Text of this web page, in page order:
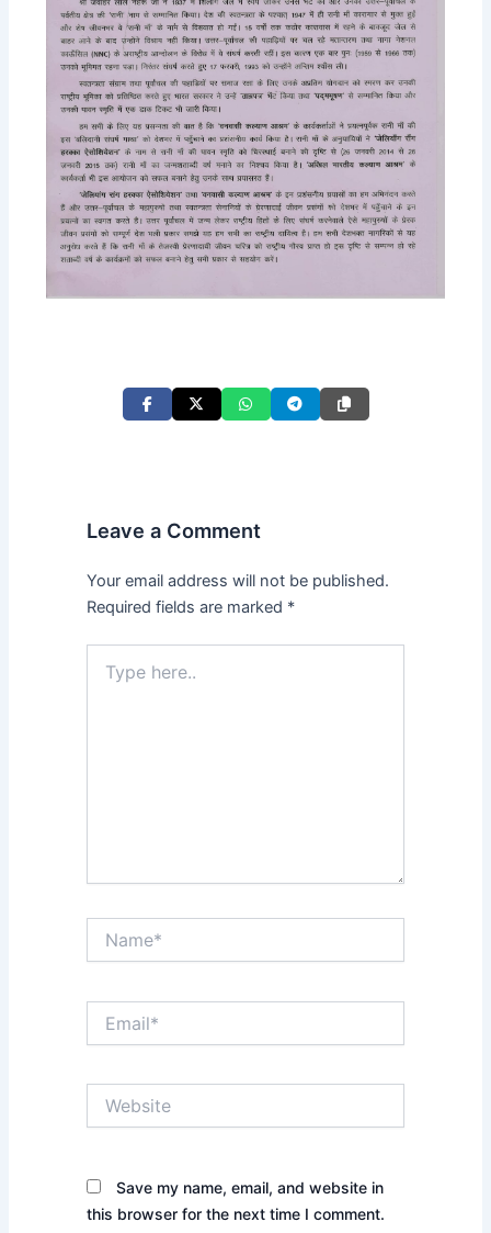
Leave a Comment
Your email address will not be published.
Required fields are marked *
here..
Save my name, email, and website in
this browser for the next time I comment.